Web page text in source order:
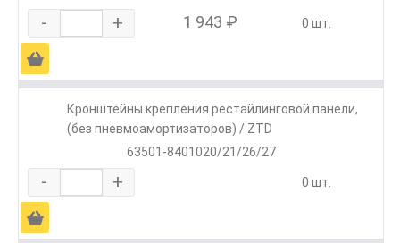
- + 1 943 ₽ 0 шт.
Ä
Кронштейны крепления рестайлинговой панели,
(без пневмоамортизаторов) / ZTD
63501-8401020/21/26/27
- + 0 шт.
Ä